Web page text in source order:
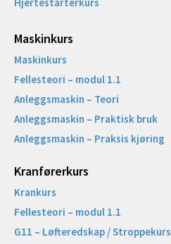
Maskinkurs
Maskinkurs
Fellesteori – modul 1.1
Anleggsmaskin – Teori
Anleggsmaskin – Praktisk bruk
Anleggsmaskin – Praksis kjøring
Kranførerkurs
Krankurs
Fellesteori – modul 1.1
G11 – Løfteredskap / Stroppekurs